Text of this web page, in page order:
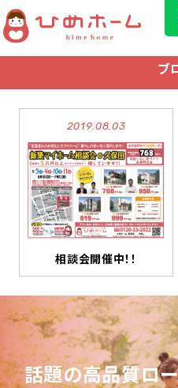
ブ
2019.08.03
相談会開催中！！
話題の高品質ロ